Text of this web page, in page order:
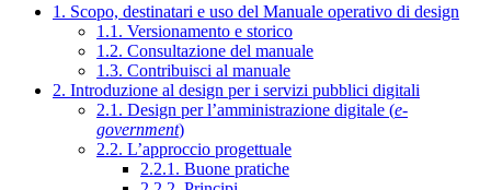
1. Scopo, destinatari e uso del Manuale operativo di design
1.1. Versionamento e storico
1.2. Consultazione del manuale
1.3. Contribuisci al manuale
2. Introduzione al design per i servizi pubblici digitali
2.1. Design per l’amministrazione digitale (e-
government)
2.2. L’approccio progettuale
2.2.1. Buone pratiche